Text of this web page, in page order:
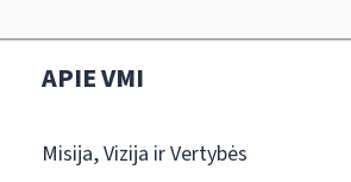
APIE VMI
Misija, Vizija ir Vertybės